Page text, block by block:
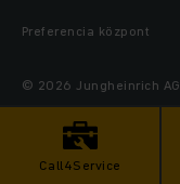
Call4Service
Preferencia központ
© 2026 Jungheinrich AG